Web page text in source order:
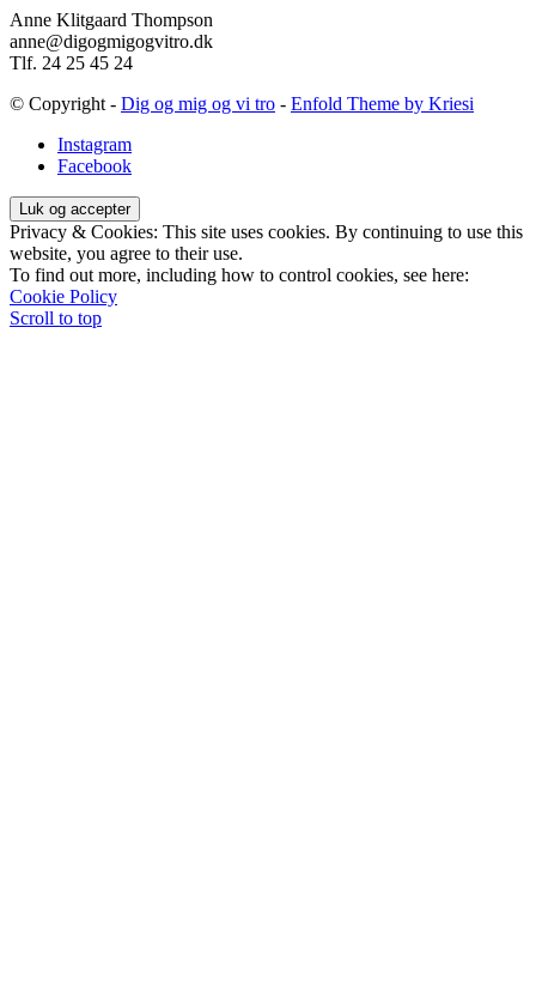
Anne Klitgaard Thompson
anne@digogmigogvitro.dk
Tlf. 24 25 45 24
© Copyright - Dig og mig og vi tro - Enfold Theme by Kriesi
Instagram
Facebook
Privacy & Cookies: This site uses cookies. By continuing to use this
website, you agree to their use.
To find out more, including how to control cookies, see here:
Cookie Policy
Scroll to top